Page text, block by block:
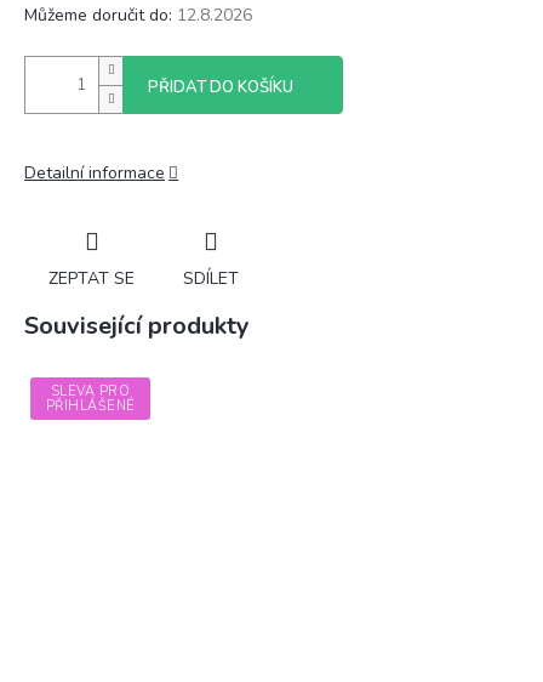
Můžeme doručit do: 12.8.2026
PŘIDAT DO KOŠÍKU
Detailní informace
ZEPTAT SE SDÍLET
Související produkty
SLEVA PRO
PŘIHLÁŠENÉ